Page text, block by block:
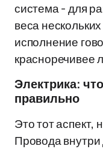
система - для
веса
исполнение
красноречивее
Электрика:
правильно
Это тот аспект,
Провода внутри